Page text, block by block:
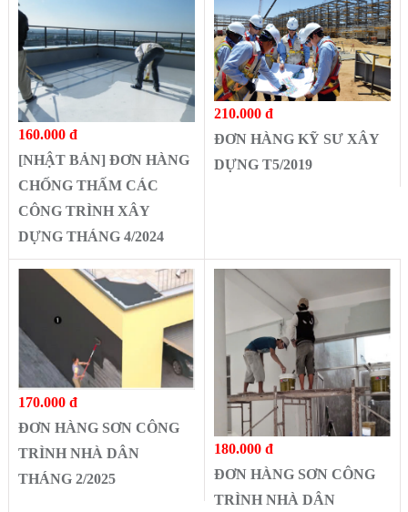
160.000 đ
[NHẬT BẢN] ĐƠN HÀNG
CHỐNG THẤM CÁC
CÔNG TRÌNH XÂY
DỰNG THÁNG 4/2024
210.000 đ
ĐƠN HÀNG KỸ SƯ XÂY
DỰNG T5/2019
170.000 đ
ĐƠN HÀNG SƠN CÔNG
TRÌNH NHÀ DÂN
THÁNG 2/2025
180.000 đ
ĐƠN HÀNG SƠN CÔNG
TRÌNH NHÀ DÂN